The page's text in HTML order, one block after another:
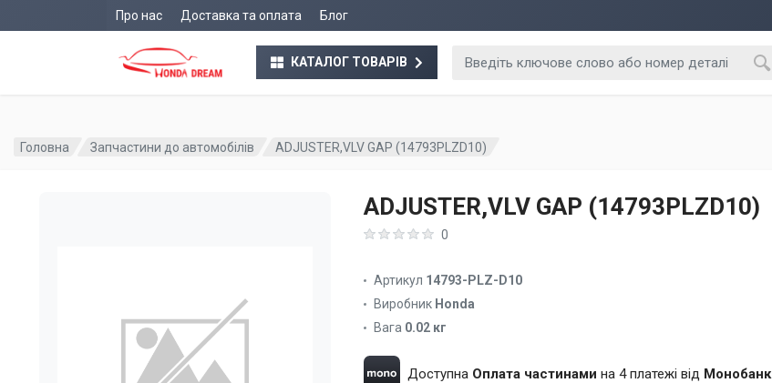
Про нас Доставка та оплата Блог
КАТАЛОГ ТОВАРІВ
Головна Запчастини до автомобілів ADJUSTER,VLV GAP (14793PLZD10)
ADJUSTER,VLV GAP (14793PLZD10)
0
Артикул 14793-PLZ-D10
Виробник Honda
Вага 0.02 кг
Доступна Оплата частинами на 4 платежі від Монобанк